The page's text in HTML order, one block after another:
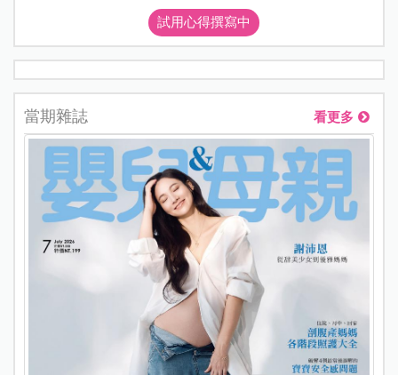
試用心得撰寫中
當期雜誌 看更多